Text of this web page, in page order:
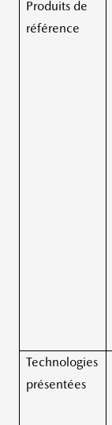
Produits de
référence
Technologies
présentées